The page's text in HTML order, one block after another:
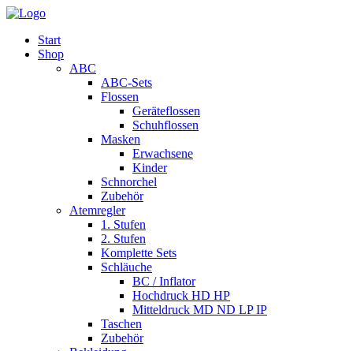
Start
Shop
ABC
ABC-Sets
Flossen
Geräteflossen
Schuhflossen
Masken
Erwachsene
Kinder
Schnorchel
Zubehör
Atemregler
1. Stufen
2. Stufen
Komplette Sets
Schläuche
BC / Inflator
Hochdruck HD HP
Mitteldruck MD ND LP IP
Taschen
Zubehör